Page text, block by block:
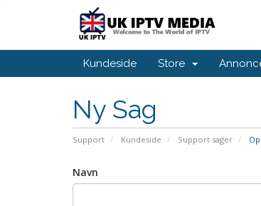
Kundeside Store
Ny Sag
Support Kundeside Support sager
Navn